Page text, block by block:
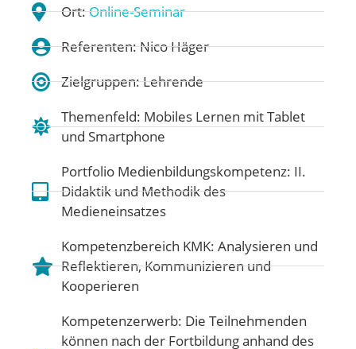
Ort:Online-Seminar
Referenten: Nico Häger
Zielgruppen: Lehrende
Themenfeld: Mobiles Lernen mit Tablet
und Smartphone
Portfolio Medienbildungskompetenz: II.
Didaktik und Methodik des
Medieneinsatzes
Kompetenzbereich KMK: Analysieren und
Reflektieren,Kommunizieren und
Kooperieren
Kompetenzerwerb: Die Teilnehmenden
können nach der Fortbildung anhand des